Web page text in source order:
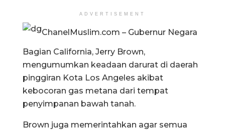
ADVERTISEMENT
ChanelMuslim.com – Gubernur Negara
Bagian California, Jerry Brown,
mengumumkan keadaan darurat di daerah
pinggiran Kota Los Angeles akibat
kebocoran gas metana dari tempat
penyimpanan bawah tanah.
Brown juga memerintahkan agar semua